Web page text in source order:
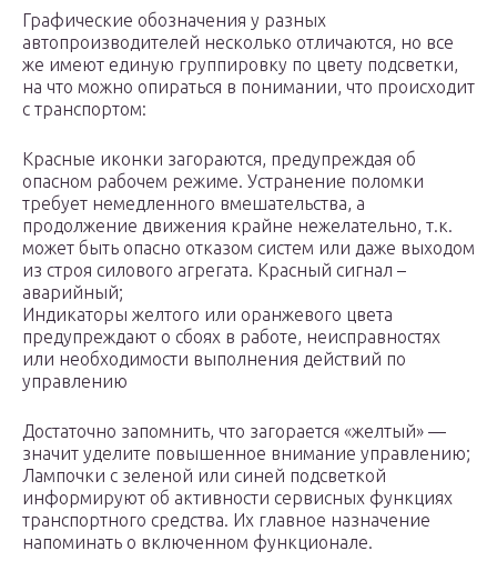
Графические обозначения у разных
автопроизводителей несколько отличаются, но все
же имеют единую группировку по цвету подсветки,
на что можно опираться в понимании, что происходит
с транспортом:
Красные иконки загораются, предупреждая об
опасном рабочем режиме. Устранение поломки
требует немедленного вмешательства, а
продолжение движения крайне нежелательно, т.к.
может быть опасно отказом систем или даже выходом
из строя силового агрегата. Красный сигнал –
аварийный;
Индикаторы желтого или оранжевого цвета
предупреждают о сбоях в работе, неисправностях
или необходимости выполнения действий по
управлению
Достаточно запомнить, что загорается «желтый» —
значит уделите повышенное внимание управлению;
Лампочки с зеленой или синей подсветкой
информируют об активности сервисных функциях
транспортного средства. Их главное назначение
напоминать о включенном функционале.